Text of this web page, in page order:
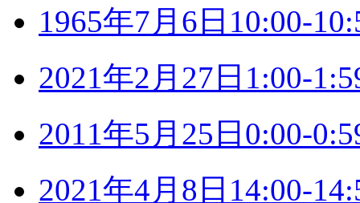
1965年7月6日10:00-
2021年2月27日1:00-
2011年5月25日0:00-
2021年4月8日14:00-